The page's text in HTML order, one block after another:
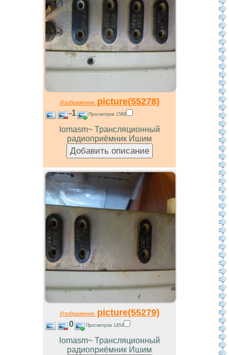
Изображениеpicture(55278)
-1 Просмотров 1569
lomasm~ Трансляционный
радиоприёмник Ишим
Изображениеpicture(55279)
0 Просмотров 1454
lomasm~ Трансляционный
радиоприёмник Ишим